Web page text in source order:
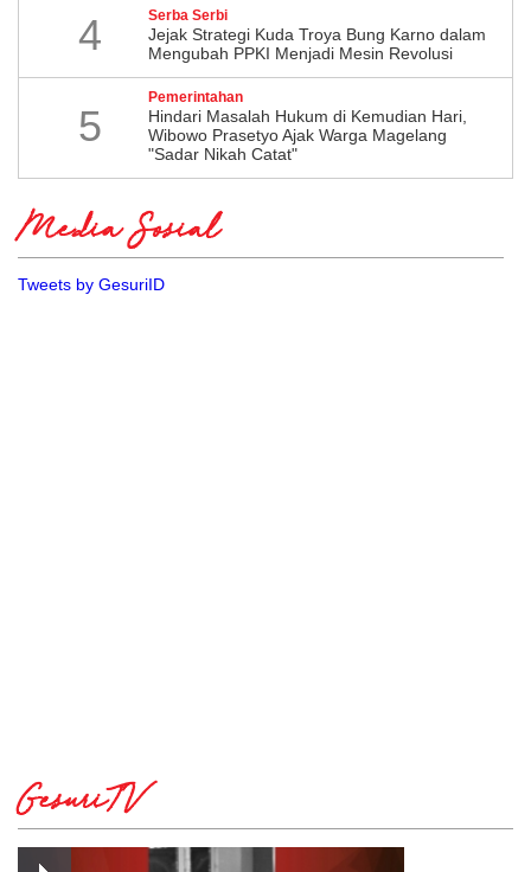
4 Serba Serbi
Jejak Strategi Kuda Troya Bung Karno dalam
Mengubah PPKI Menjadi Mesin Revolusi
5
Pemerintahan
Hindari Masalah Hukum di Kemudian Hari,
Wibowo Prasetyo Ajak Warga Magelang
"Sadar Nikah Catat"
Media Sosial
Tweets by GesuriID
GesuriTV